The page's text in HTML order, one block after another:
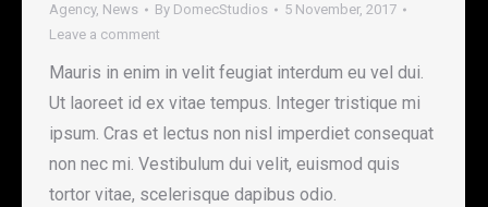
Agency, News By DomecStudios
5 November, 2017
Leave a comment
Mauris in enim in velit feugiat interdum eu vel dui.
Ut laoreet id ex vitae tempus. Integer tristique mi
ipsum. Cras et lectus non nisl imperdiet consequat
non nec mi. Vestibulum dui velit, euismod quis
tortor vitae, scelerisque dapibus odio.